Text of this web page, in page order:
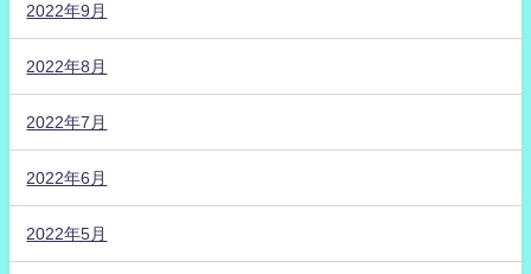
2022年9月
2022年8月
2022年7月
2022年6月
2022年5月